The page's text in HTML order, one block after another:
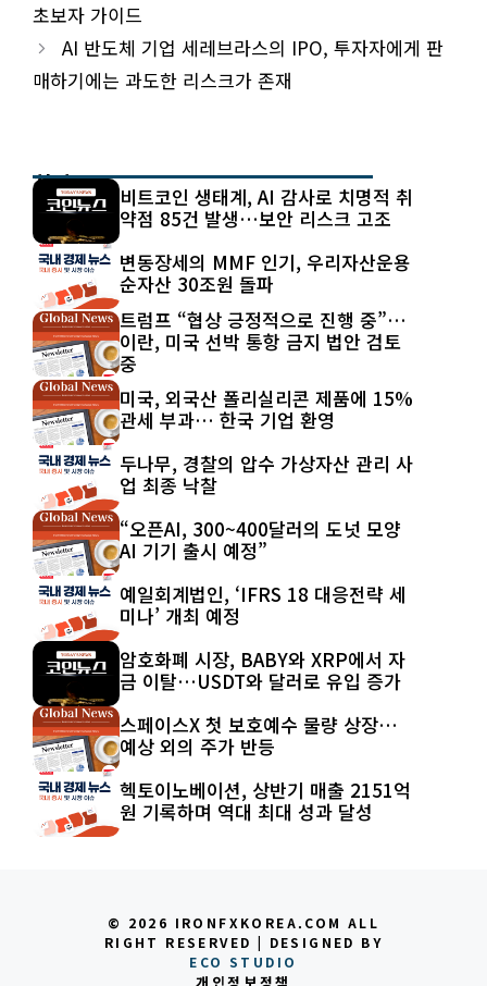
초보자 가이드
AI 반도체 기업 세레브라스의 IPO, 투자자에게 판
매하기에는 과도한 리스크가 존재
최신 글
비트코인 생태계, AI 감사로 치명적 취
약점 85건 발생…보안 리스크 고조
변동장세의 MMF 인기, 우리자산운용
순자산 30조원 돌파
트럼프 “협상 긍정적으로 진행 중”…
이란, 미국 선박 통항 금지 법안 검토
중
미국, 외국산 폴리실리콘 제품에 15%
관세 부과… 한국 기업 환영
두나무, 경찰의 압수 가상자산 관리 사
업 최종 낙찰
“오픈AI, 300~400달러의 도넛 모양
AI 기기 출시 예정”
예일회계법인, ‘IFRS 18 대응전략 세
미나’ 개최 예정
암호화폐 시장, BABY와 XRP에서 자
금 이탈…USDT와 달러로 유입 증가
스페이스X 첫 보호예수 물량 상장…
예상 외의 주가 반등
헥토이노베이션, 상반기 매출 2151억
원 기록하며 역대 최대 성과 달성
© 2026 IRONFXKOREA.COM ALL
RIGHT RESERVED | DESIGNED BY
ECO STUDIO